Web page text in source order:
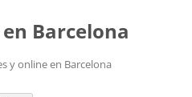
Barcelona
y online en Barcelona